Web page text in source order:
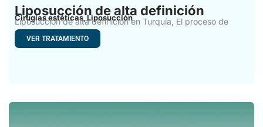
Liposucción de alta definición
Cirugías estéticas,Liposucción
Liposucción de alta definición en Turquía, El proceso de
envejecimiento,
VER TRATAMIENTO